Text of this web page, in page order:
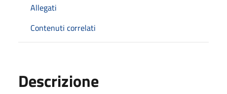
Allegati
Contenuti correlati
Descrizione